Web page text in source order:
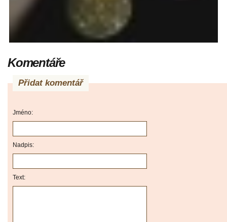
Komentáře
Přidat komentář
Jméno:
Nadpis:
Text: